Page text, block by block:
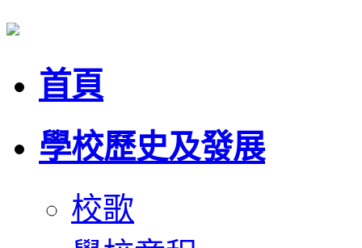
首頁
學校歷史及發展
校歌